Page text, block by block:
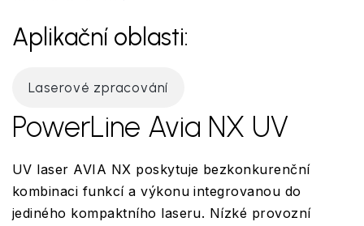
Aplikační oblasti:
Laserové zpracování
PowerLine Avia NX UV
UV laser AVIA NX poskytuje bezkonkurenční
kombinaci funkcí a výkonu integrovanou do
jediného kompaktního laseru. Nízké provozní